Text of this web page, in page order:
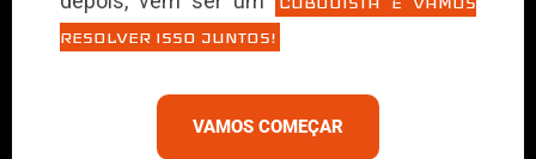
RESOLVER ISSO JUNTOS!
VAMOS COMEÇAR